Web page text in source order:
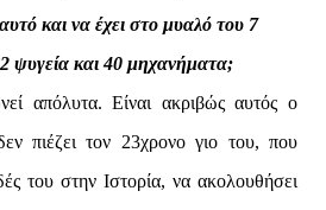
και να έχει στο μυαλό του 7
ψυγεία και 40 μηχανήματα;
απόλυτα. Είναι ακριβώς αυτός ο
πιέζει τον 23χρονο γιο του, που
του στην Ιστορία, να ακολουθήσει